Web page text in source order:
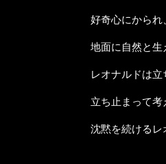
好奇心にかられ
地面に自然と生
レオナルドは立
立ち止まって考
沈黙を続けるレ